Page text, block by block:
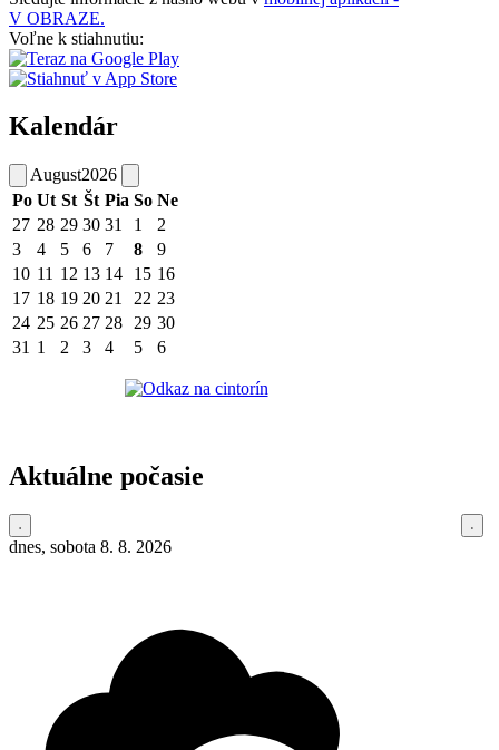
V OBRAZE.
Voľne k stiahnutiu:
Kalendár
August2026
Po Ut St Št Pia So Ne
27 28 29 30 31 1
2
3
4 5 6 7 8
9
10 11 12 13 14 15 16
17 18 19 20 21 22 23
24 25 26 27 28 29 30
31 1 2 3 4 5 6
Aktuálne počasie
dnes, sobota 8. 8. 2026